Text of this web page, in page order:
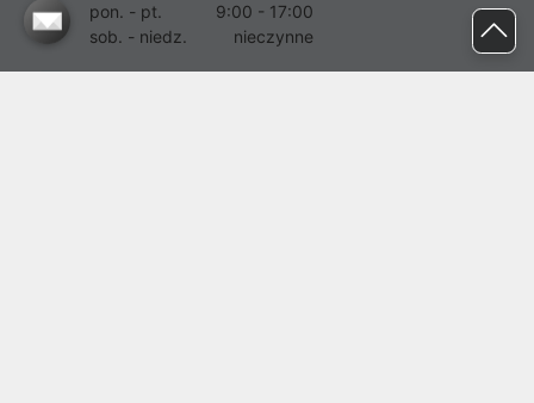
pon. - pt.
9:00 - 17:00
sob. - niedz.
nieczynne